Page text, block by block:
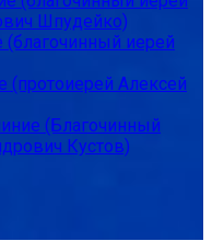
Шпудейко)
(благочинный иерей
(протоиерей Алексей
(Благочинный
Кустов)